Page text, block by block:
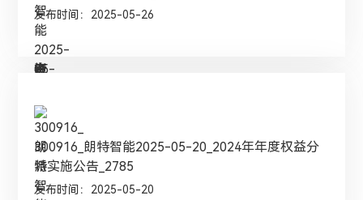
发布时间：2025-05-26
300916_朗特智能2025-05-20_2024年年度权益分
派实施公告_2785
发布时间：2025-05-20